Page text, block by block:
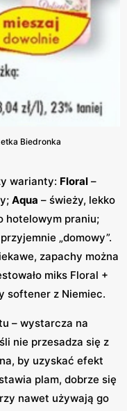
Biedronka
warianty: Floral –
Aqua – świeży, lekko
hotelowym praniu;
„domowy”.
zapachy można
miks Floral +
softener z Niemiec.
– wystarcza na
nie przesadza się z
by uzyskać efekt
plam, dobrze się
nawet używają go